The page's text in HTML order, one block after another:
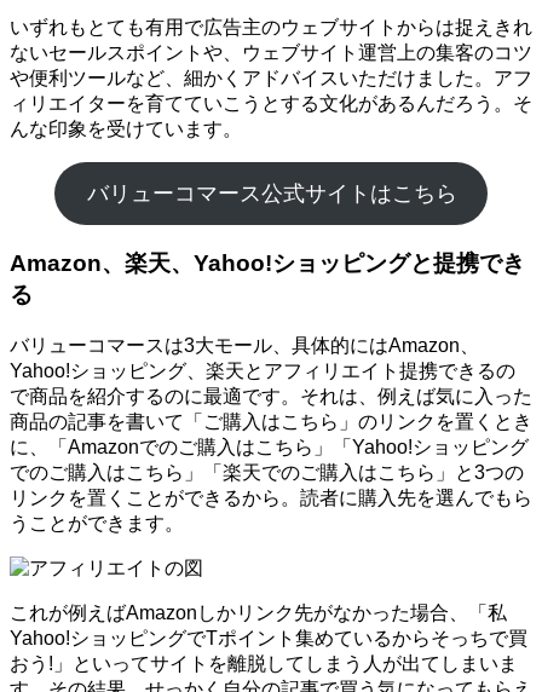
いずれもとても有用で広告主のウェブサイトからは捉えきれ
ないセールスポイントや、ウェブサイト運営上の集客のコツ
や便利ツールなど、細かくアドバイスいただけました。アフ
ィリエイターを育てていこうとする文化があるんだろう。そ
んな印象を受けています。
バリューコマース公式サイトはこちら
Amazon、楽天、Yahoo!ショッピングと提携でき
る
バリューコマースは3大モール、具体的にはAmazon、
Yahoo!ショッピング、楽天とアフィリエイト提携できるの
で商品を紹介するのに最適です。それは、例えば気に入った
商品の記事を書いて「ご購入はこちら」のリンクを置くとき
に、「Amazonでのご購入はこちら」「Yahoo!ショッピング
でのご購入はこちら」「楽天でのご購入はこちら」と3つの
リンクを置くことができるから。読者に購入先を選んでもら
うことができます。
これが例えばAmazonしかリンク先がなかった場合、「私
Yahoo!ショッピングでTポイント集めているからそっちで買
おう!」といってサイトを離脱してしまう人が出てしまいま